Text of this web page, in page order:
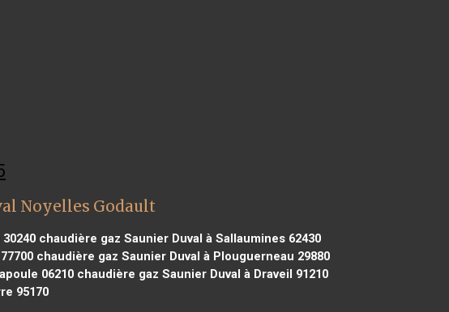
Noyelles Godault
chaudière gaz Saunier Duval à Sallaumines 62430
chaudière gaz Saunier Duval à Plouguerneau 29880
06210 chaudière gaz Saunier Duval à Draveil 91210
95170